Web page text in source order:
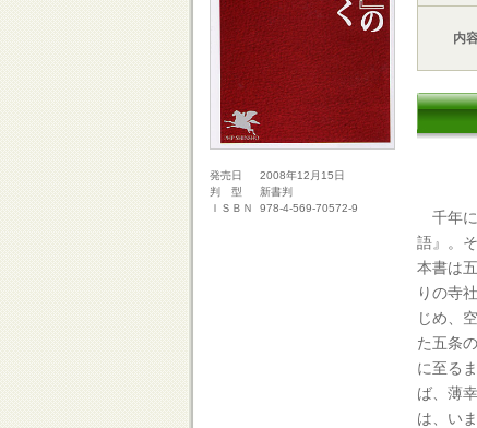
発売日
2008年12月15日
判 型
新書判
ＩＳＢＮ
978-4-569-70572-9
内
千年に
語』。
本書は
りの寺
じめ、
た五条
に至る
ば、薄
は、い